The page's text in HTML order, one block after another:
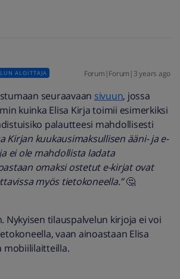
ALOITTAJA Forum|Forum|3 years ago
seuraavaan sivuun, jossa
kuinka Elisa Kirja toimii esimerkiksi
palautteesi mahdollisesti
Kirjan kuukausimaksullisen ääni- ja e-
ei ole mahdollista ladata
omaksi ostetut e-kirjat ovat
myös tietokoneella.”🤔
Nykyisen tilauspalvelun kirjoja ei voi
vaan ainoastaan Elisa
mobiililaitteilla.